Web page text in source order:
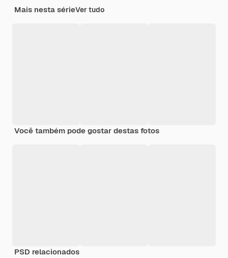
Mais nesta sérieVer tudo
Você também pode gostar destas fotos
PSD relacionados